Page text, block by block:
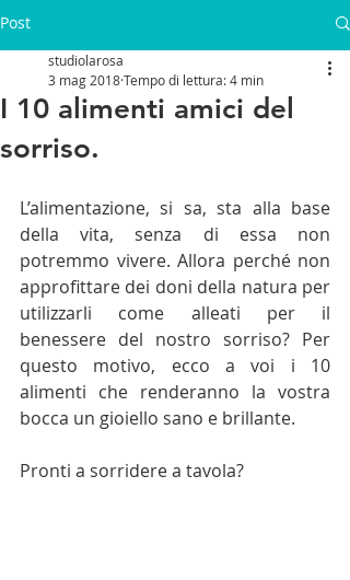
Post
I 10 alimenti amici del
sorriso.
studiolarosa
3 mag 2018Tempo di lettura: 4 min
L’alimentazione, si sa, sta alla base
della vita, senza di essa non
potremmo vivere. Allora perché non
approfittare dei doni della natura per
utilizzarli come alleati per il
benessere del nostro sorriso? Per
questo motivo, ecco a voi i 10
alimenti che renderanno la vostra
bocca un gioiello sano e brillante.
Pronti a sorridere a tavola?